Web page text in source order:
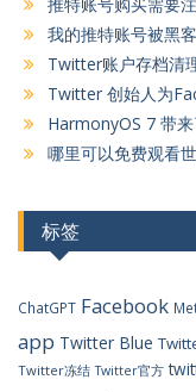
我的推特账号被黑
Twitter账户存档清
Twitter 创始人为
HarmonyOS 7 带
哪里可以免费观看
标签
ChatGPT Facebook
app Twitter Blue
Twitter冻结 Twitter官方